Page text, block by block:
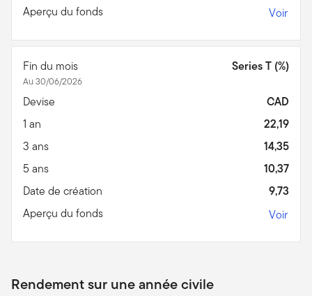
Aperçu du fonds
Voir
Fin du mois
Au 30/06/2026
Series T (%)
Devise
CAD
1 an
22,19
3 ans
14,35
5 ans
10,37
Date de création
9,73
Aperçu du fonds
Voir
Rendement sur une année civile